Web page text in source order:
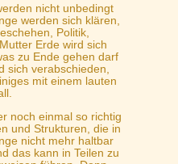
nicht unbedingt
werden sich klären,
Politik,
Erde wird sich
zu Ende gehen darf
sich verabschieden,
mit einem lauten
noch einmal so richtig
und Strukturen, die in
nicht mehr haltbar
das kann in Teilen zu